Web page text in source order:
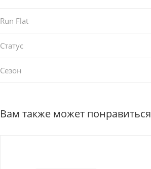
Run Flat
Статус
Сезон
Вам также может понравиться